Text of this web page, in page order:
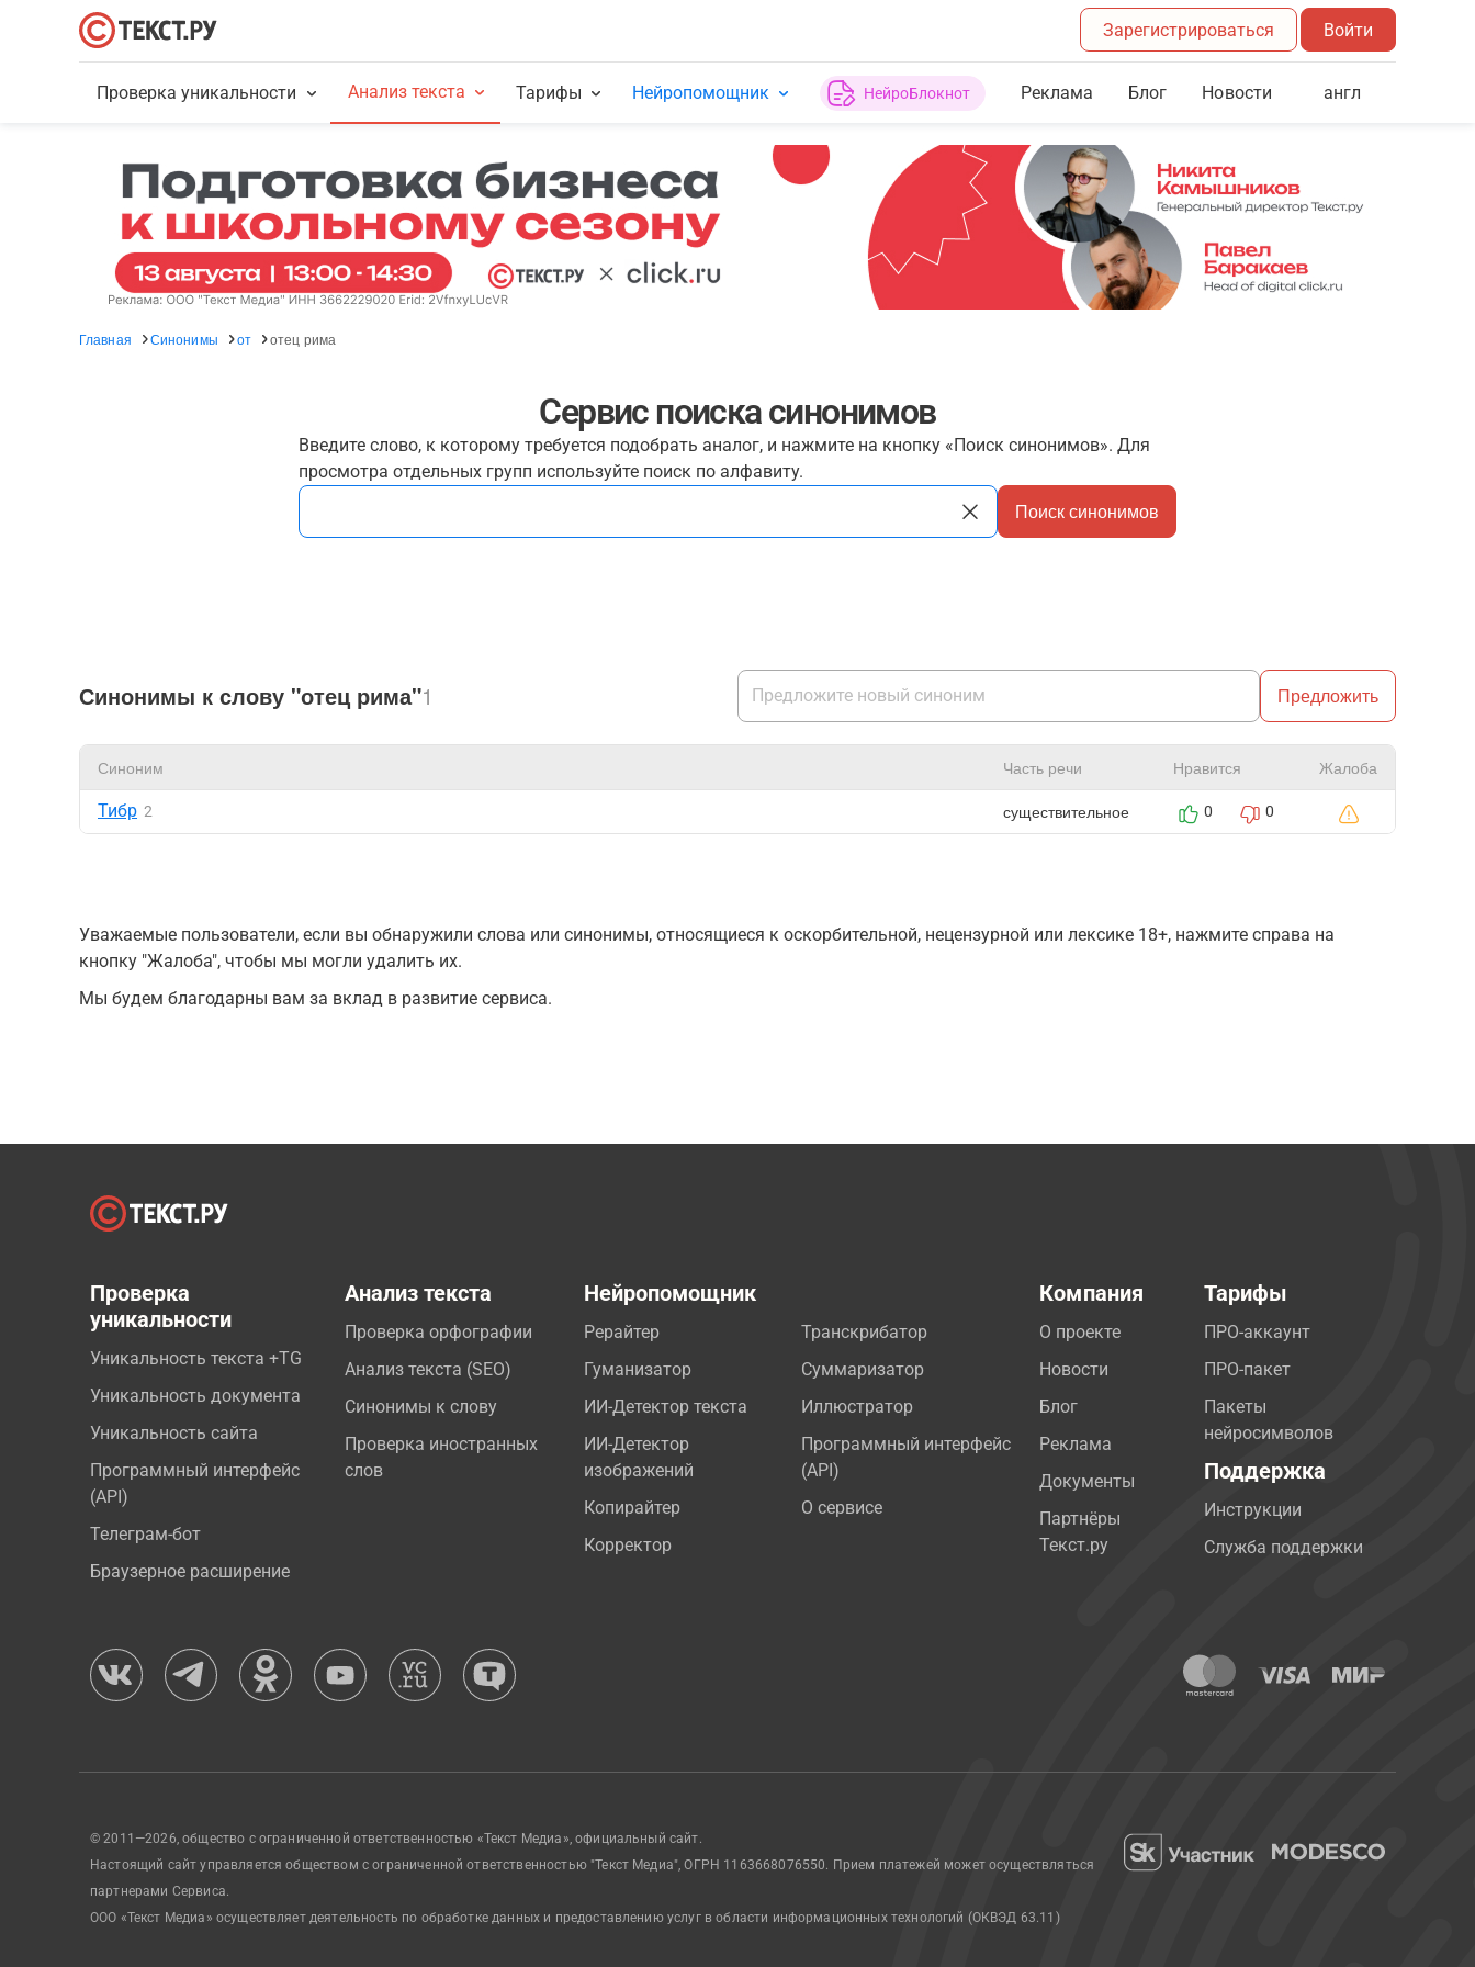
Зарегистрироваться Войти
Проверка уникальности Анализ текста Тарифы Нейропомощник НейроБлокнот Реклама Блог Новости англ
Главная Синонимы от отец рима
Сервис поиска синонимов
Введите слово, к которому требуется подобрать аналог, и нажмите на кнопку «Поиск синонимов». Для
просмотра отдельных групп используйте поиск по алфавиту.
Поиск синонимов
Синонимы к слову "отец рима"1 Предложить
Синоним Часть речи Нравится Жалоба
Тибр 2 существительное 0 0
Уважаемые пользователи, если вы обнаружили слова или синонимы, относящиеся к оскорбительной, нецензурной или лексике 18+, нажмите справа на
кнопку "Жалоба", чтобы мы могли удалить их.
Мы будем благодарны вам за вклад в развитие сервиса.
Проверка
уникальности
Уникальность текста +TG
Уникальность документа
Уникальность сайта
Программный интерфейс
(API)
Телеграм-бот
Браузерное расширение
Анализ текста
Проверка орфографии
Анализ текста (SEO)
Синонимы к слову
Проверка иностранных
слов
Нейропомощник
Рерайтер
Гуманизатор
ИИ-Детектор текста
ИИ-Детектор
изображений
Копирайтер
Корректор
Транскрибатор
Суммаризатор
Иллюстратор
Программный интерфейс
(API)
О сервисе
Компания
О проекте
Новости
Блог
Реклама
Документы
Партнёры
Текст.ру
Тарифы
ПРО-аккаунт
ПРО-пакет
Пакеты
нейросимволов
Поддержка
Инструкции
Служба поддержки
© 2011—2026, общество с ограниченной ответственностью «Текст Медиа», официальный сайт.
Настоящий сайт управляется обществом с ограниченной ответственностью "Текст Медиа", ОГРН 1163668076550. Прием платежей может осуществляться
партнерами Сервиса.
ООО «Текст Медиа» осуществляет деятельность по обработке данных и предоставлению услуг в области информационных технологий (ОКВЭД 63.11)